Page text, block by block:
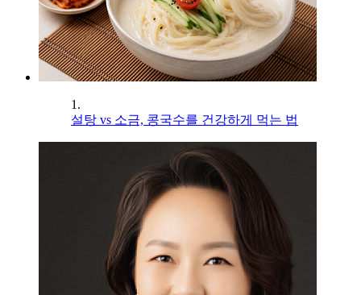
1.
설탕 vs 소금, 콩국수를 건강하게 먹는 법